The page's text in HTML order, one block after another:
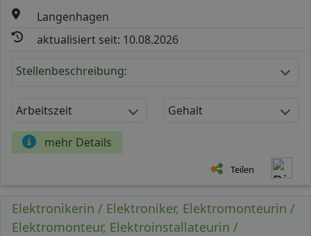
Langenhagen
aktualisiert seit: 10.08.2026
Stellenbeschreibung:
Arbeitszeit Gehalt
mehr Details
Teilen
Elektronikerin / Elektroniker, Elektromonteurin /
Elektromonteur, Elektroinstallateurin /